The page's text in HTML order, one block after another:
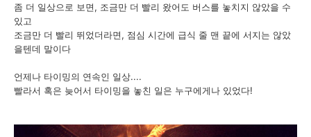
좀 더 일상으로 보면, 조금만 더 빨리 왔어도 버스를 놓치지 않았을 수
있고
조금만 더 빨리 뛰었더라면, 점심 시간에 급식 줄 맨 끝에 서지는 않았
을텐데 말이다
언제나 타이밍의 연속인 일상....
빨라서 혹은 늦어서 타이밍을 놓친 일은 누구에게나 있었다!